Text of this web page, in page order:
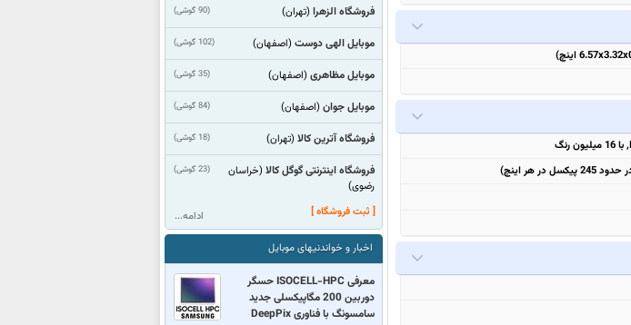
(90 گوشی) فروشگاه الزهرا (تهران)
(102 گوشی) موبایل الهی دوست (اصفهان)
(35 گوشی) موبایل مظاهری (اصفهان)
(84 گوشی) موبایل جوان (اصفهان)
(18 گوشی) فروشگاه آترین کالا (تهران)
(23 گوشی) فروشگاه اینترنتی گوگل کالا (خراسان
رضوی)
[ ثبت فروشگاه ]
ادامه...
اخبار و خواندنیهای موبایل
معرفی ISOCELL-HPC حسگر
دوربین 200 مگاپیکسلی جدید
سامسونگ با فناوری DeepPix